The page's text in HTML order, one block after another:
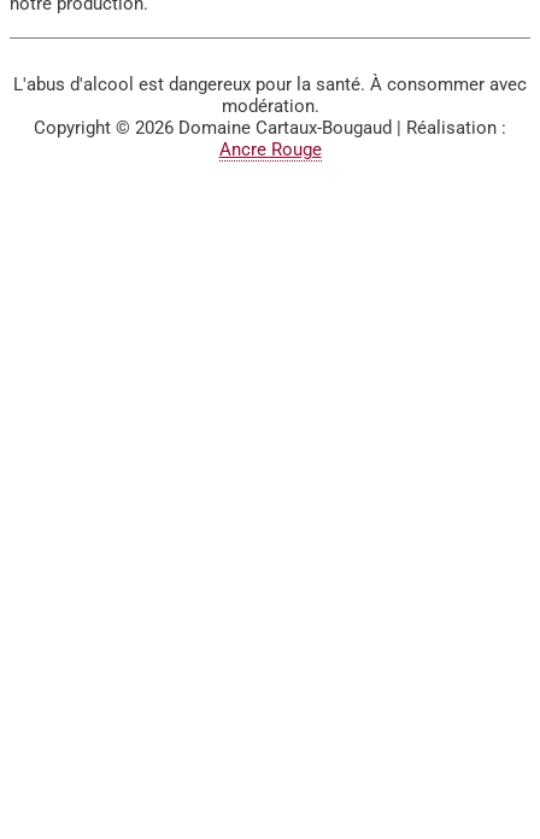
L'abus d'alcool est dangereux pour la santé. À consommer avec
modération.
Copyright © 2026 Domaine Cartaux-Bougaud | Réalisation :
Ancre Rouge